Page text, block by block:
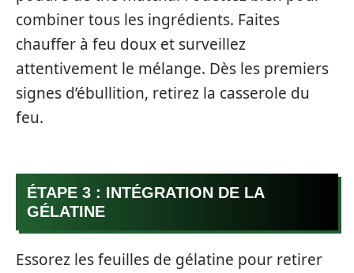
combiner tous les ingrédients. Faites
chauffer à feu doux et surveillez
attentivement le mélange. Dès les premiers
signes d’ébullition, retirez la casserole du
feu.
ÉTAPE 3 : INTÉGRATION DE LA
GÉLATINE
Essorez les feuilles de gélatine pour retirer